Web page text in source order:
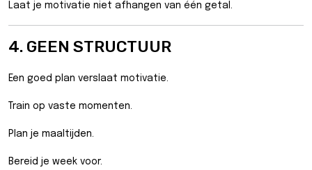
Laat je motivatie niet afhangen van één getal.
4. GEEN STRUCTUUR
Een goed plan verslaat motivatie.
Train op vaste momenten.
Plan je maaltijden.
Bereid je week voor.